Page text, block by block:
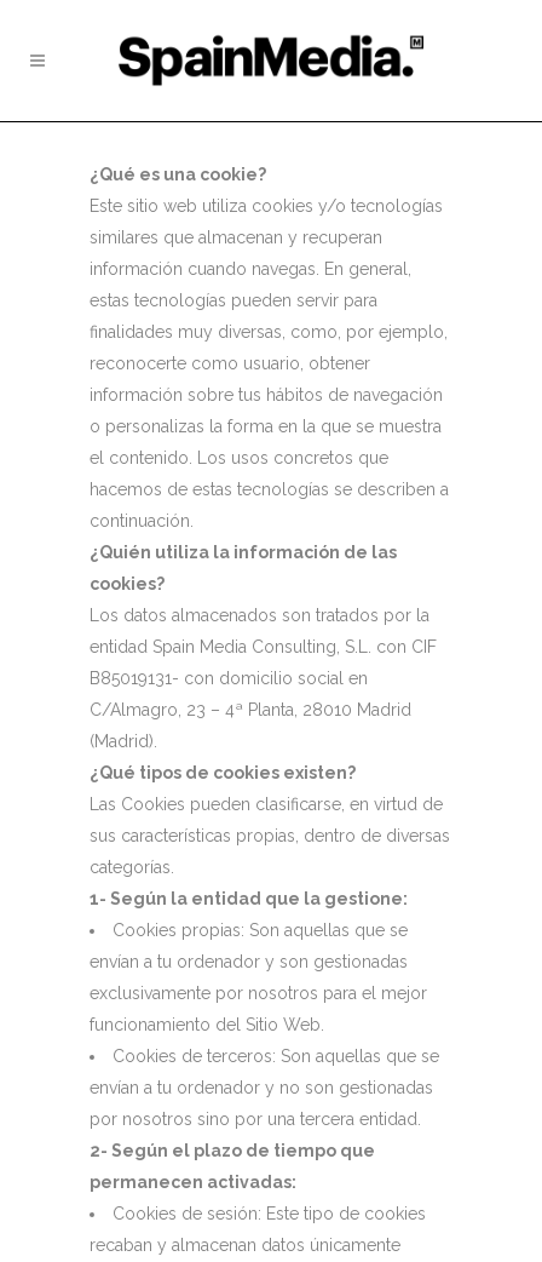
¿Qué es una cookie?
Este sitio web utiliza cookies y/o tecnologías
similares que almacenan y recuperan
información cuando navegas. En general,
estas tecnologías pueden servir para
finalidades muy diversas, como, por ejemplo,
reconocerte como usuario, obtener
información sobre tus hábitos de navegación
o personalizas la forma en la que se muestra
el contenido. Los usos concretos que
hacemos de estas tecnologías se describen a
continuación.
¿Quién utiliza la información de las
cookies?
Los datos almacenados son tratados por la
entidad Spain Media Consulting, S.L. con CIF
B85019131- con domicilio social en
C/Almagro, 23 – 4ª Planta, 28010 Madrid
(Madrid).
¿Qué tipos de cookies existen?
Las Cookies pueden clasificarse, en virtud de
sus características propias, dentro de diversas
categorías.
1- Según la entidad que la gestione:
Cookies propias: Son aquellas que se
envían a tu ordenador y son gestionadas
exclusivamente por nosotros para el mejor
funcionamiento del Sitio Web.
Cookies de terceros: Son aquellas que se
envían a tu ordenador y no son gestionadas
por nosotros sino por una tercera entidad.
2- Según el plazo de tiempo que
permanecen activadas:
Cookies de sesión: Este tipo de cookies
recaban y almacenan datos únicamente